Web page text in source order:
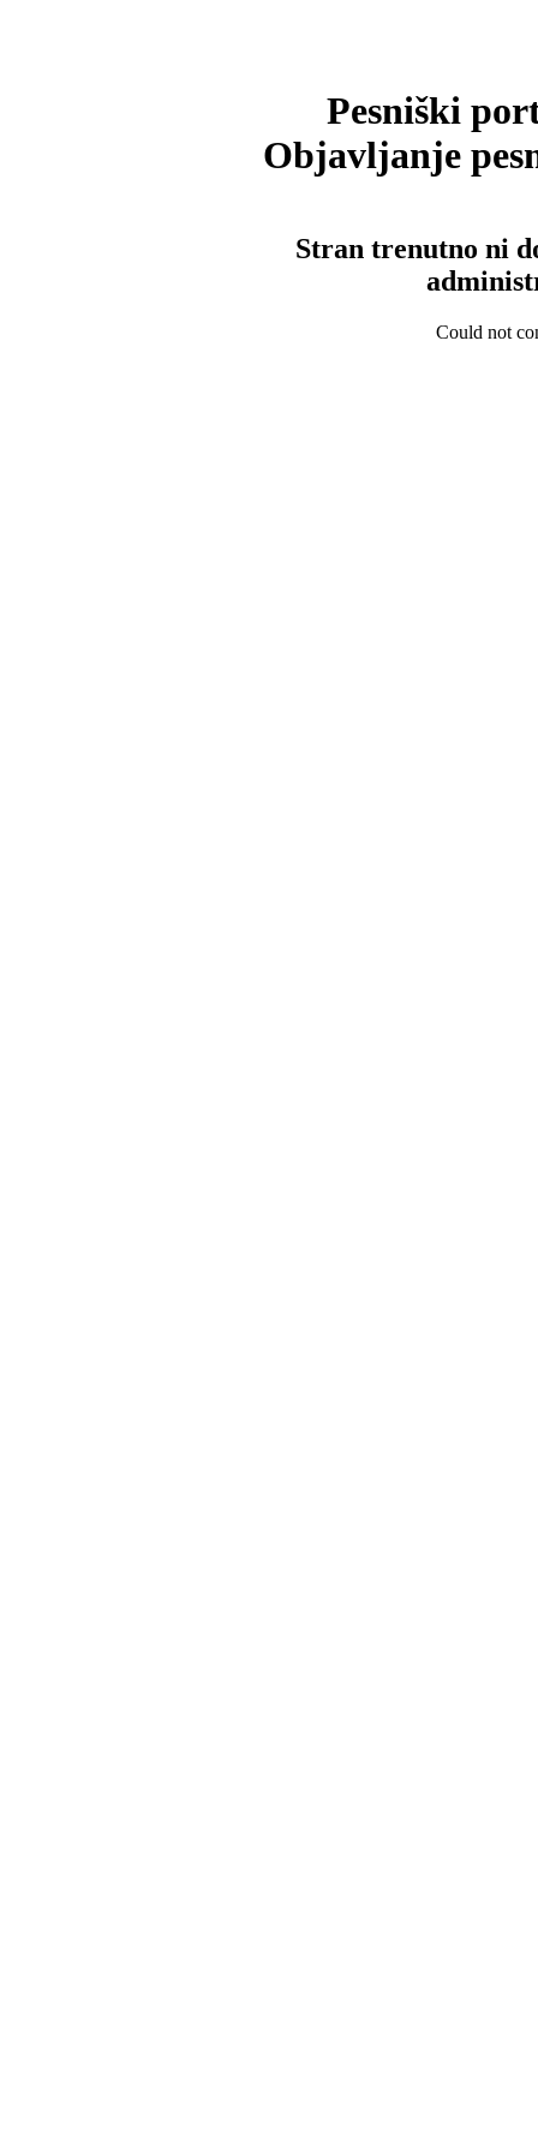
Pesniški
Objavljanje
Stran trenutno ni
Could not